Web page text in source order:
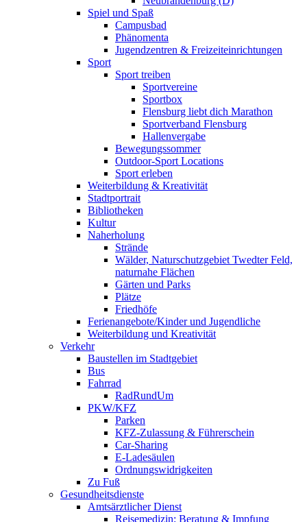
Spiel und Spaß
Campusbad
Phänomenta
Jugendzentren & Freizeiteinrichtungen
Sport
Sport treiben
Sportvereine
Sportbox
Flensburg liebt dich Marathon
Sportverband Flensburg
Hallenvergabe
Bewegungssommer
Outdoor-Sport Locations
Sport erleben
Weiterbildung & Kreativität
Stadtportrait
Bibliotheken
Kultur
Naherholung
Strände
Wälder, Naturschutzgebiet Twedter Feld,
naturnahe Flächen
Gärten und Parks
Plätze
Friedhöfe
Ferienangebote/Kinder und Jugendliche
Weiterbildung und Kreativität
Verkehr
Baustellen im Stadtgebiet
Bus
Fahrrad
RadRundUm
PKW/KFZ
Parken
KFZ-Zulassung & Führerschein
Car-Sharing
E-Ladesäulen
Ordnungswidrigkeiten
Zu Fuß
Gesundheitsdienste
Amtsärztlicher Dienst
Reisemedizin: Beratung & Impfung